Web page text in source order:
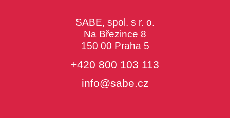
SABE, spol. s r. o.
Na Březince 8
150 00 Praha 5
+420 800 103 113
info@sabe.cz